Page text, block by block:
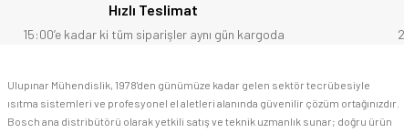
Hızlı Teslimat
15:00’e kadar ki tüm siparişler aynı gün kargoda
Ulupınar Mühendislik, 1978'den günümüze kadar gelen sektör tecrübesiyle
ısıtma sistemleri ve profesyonel el aletleri alanında güvenilir çözüm ortağınızdır.
Bosch ana distribütörü olarak yetkili satış ve teknik uzmanlık sunar; doğru ürün